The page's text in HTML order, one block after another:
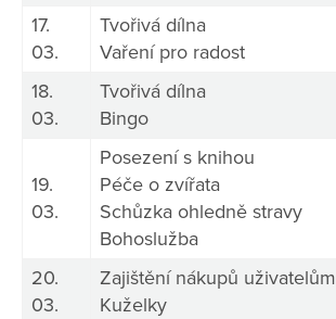
17.
03.
Tvořivá dílna
Vaření pro radost
18.
03.
Tvořivá dílna
Bingo
19.
03.
Posezení s knihou
Péče o zvířata
Schůzka ohledně stravy
Bohoslužba
20.
03.
Zajištění nákupů uživatelům
Kuželky